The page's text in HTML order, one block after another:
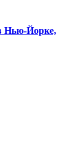
Нью-Йорке,